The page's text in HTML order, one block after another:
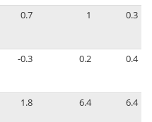
0.7 1 0.3
-0.3 0.2 0.4
1.8 6.4 6.4